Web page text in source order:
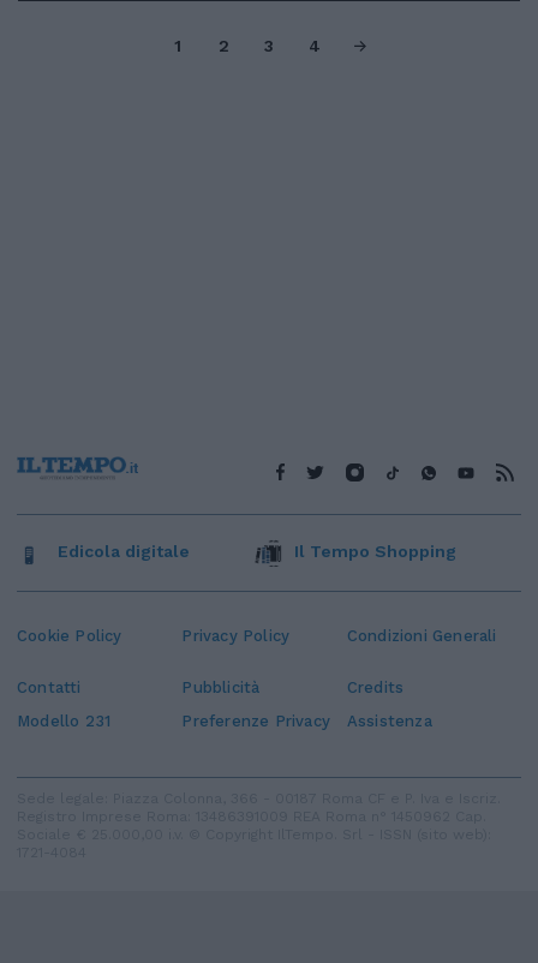
1 2 3 4
Cookie Policy Privacy Policy Condizioni Generali
Contatti Pubblicità
Credits
Modello 231
Preferenze Privacy Assistenza
Edicola digitale Il Tempo Shopping